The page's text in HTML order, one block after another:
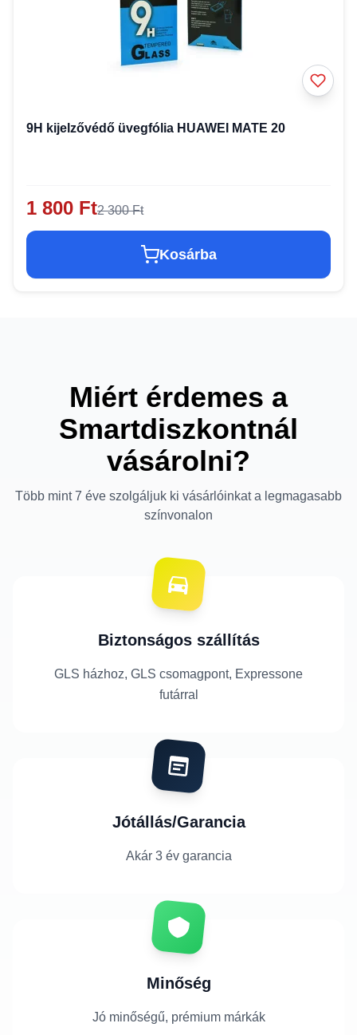
9H kijelzővédő üvegfólia HUAWEI MATE 20
1 800 Ft2 300 Ft
Kosárba
Miért érdemes a
Smartdiszkontnál
vásárolni?
Több mint 7 éve szolgáljuk ki vásárlóinkat a legmagasabb
színvonalon
Biztonságos szállítás
GLS házhoz, GLS csomagpont, Expressone
futárral
Jótállás/Garancia
Akár 3 év garancia
Minőség
Jó minőségű, prémium márkák